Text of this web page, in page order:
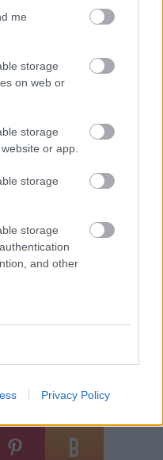
me
storage
on web or
storage
or app.
storage
storage
and other
Privacy Policy
ängstlich fühlen, ist eine
reduzieren, sich zu
gehen, bereiten Sie
Lassen Sie Ihr
Sie tun werden, und
Arbeit
über das
, für das es keine
gibt.
zu
in diesem Artikel
die effizient und
dank dieses